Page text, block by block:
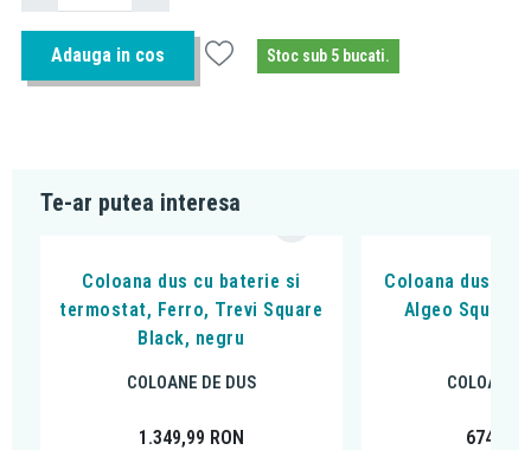
Adauga in cos Stoc sub 5 bucati.
Te-ar putea interesa
Coloana dus cu baterie si
termostat, Ferro, Trevi Square
Black, negru
COLOANE DE DUS
1.349,99 RON
Coloana dus cu
Algeo
COLOANE
674,99